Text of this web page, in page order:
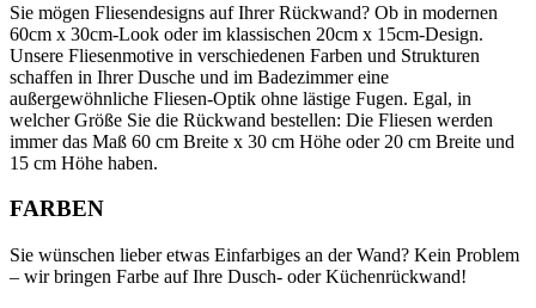
Sie mögen Fliesendesigns auf Ihrer Rückwand? Ob in modernen
60cm x 30cm-Look oder im klassischen 20cm x 15cm-Design.
Unsere Fliesenmotive in verschiedenen Farben und Strukturen
schaffen in Ihrer Dusche und im Badezimmer eine
außergewöhnliche Fliesen-Optik ohne lästige Fugen. Egal, in
welcher Größe Sie die Rückwand bestellen: Die Fliesen werden
immer das Maß 60 cm Breite x 30 cm Höhe oder 20 cm Breite und
15 cm Höhe haben.
FARBEN
Sie wünschen lieber etwas Einfarbiges an der Wand? Kein Problem
– wir bringen Farbe auf Ihre Dusch- oder Küchenrückwand!